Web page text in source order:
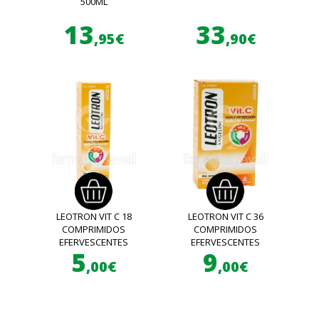
13,95€ 33,90€
LEOTRON VIT C 18
COMPRIMIDOS
EFERVESCENTES
5,00€
LEOTRON VIT C 36
COMPRIMIDOS
EFERVESCENTES
9,00€